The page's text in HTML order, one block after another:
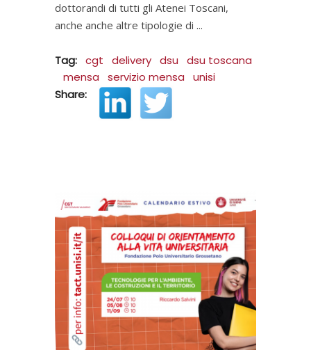
dottorandi di tutti gli Atenei Toscani,
anche anche altre tipologie di
Tag: cgt delivery dsu
dsu toscana
mensa
servizio mensa
unisi
Share: